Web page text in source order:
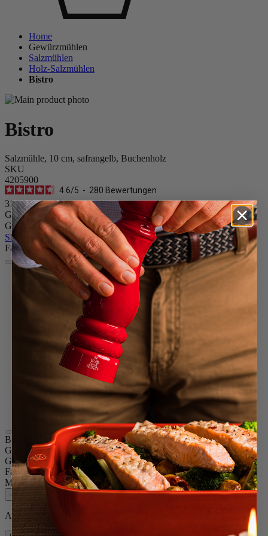
Home
Gewürzmühlen
Salzmühlen
Holz-Salzmühlen
Bistro
Bistro
Salzmühle, 10 cm, safrangelb, Buchenholz
SKU
4205900
4.6/5 - 280 Bewertungen
31,90 €
Größe
Gewürz
Skip the carrousel
Farbe
Safrangelb
Passionsrot
Pazifikblau
Pistaziengrün
Bonbonrosa
Schiefer
Schwarz lackiert
Elfenbein
Terracotta
Transparent
Waldgrün
Grau Taupe
Perlgrau
Bistro
Größe
10cm
Gewürz Trockenes Salz
Farbe Safrangelb
Menge
– +
Auf Lager und bereit, zu Ihnen nach Hause geliefert zu werden.